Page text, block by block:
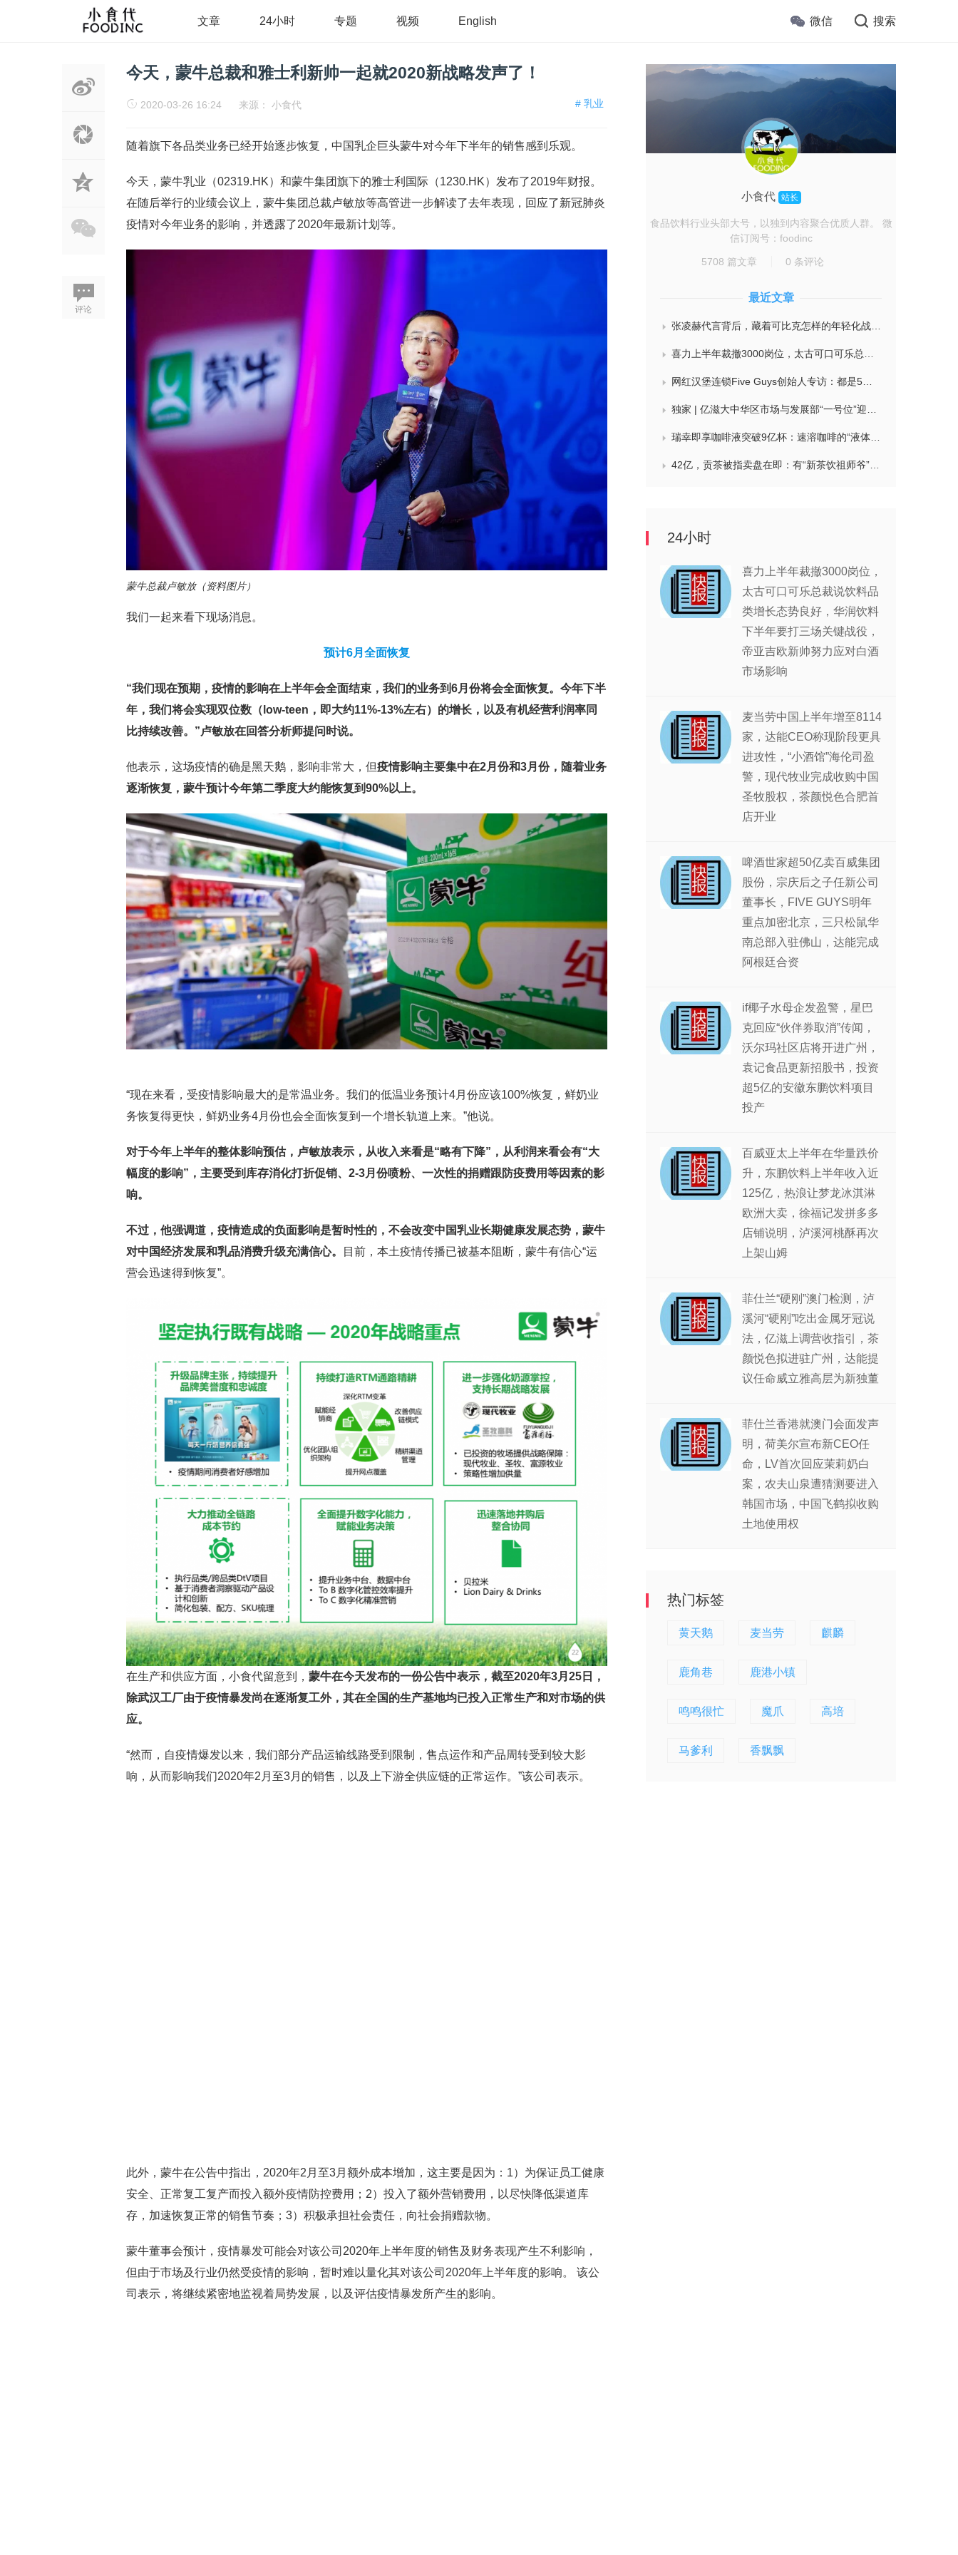
文章 24小时 专题 视频 English 微信 搜索
评论
今天，蒙牛总裁和雅士利新帅一起就2020新战略发声了！
# 乳业
2020-03-26 16:24 来源： 小食代
随着旗下各品类业务已经开始逐步恢复，中国乳企巨头蒙牛对今年下半年的销售感到乐观。
今天，蒙牛乳业（02319.HK）和蒙牛集团旗下的雅士利国际（1230.HK）发布了2019年财报。
在随后举行的业绩会议上，蒙牛集团总裁卢敏放等高管进一步解读了去年表现，回应了新冠肺炎
疫情对今年业务的影响，并透露了2020年最新计划等。
蒙牛总裁卢敏放（资料图片）
我们一起来看下现场消息。
预计6月全面恢复
“我们现在预期，疫情的影响在上半年会全面结束，我们的业务到6月份将会全面恢复。今年下半
年，我们将会实现双位数（low-teen，即大约11%-13%左右）的增长，以及有机经营利润率同
比持续改善。”卢敏放在回答分析师提问时说。
他表示，这场疫情的确是黑天鹅，影响非常大，但疫情影响主要集中在2月份和3月份，随着业务
逐渐恢复，蒙牛预计今年第二季度大约能恢复到90%以上。
“现在来看，受疫情影响最大的是常温业务。我们的低温业务预计4月份应该100%恢复，鲜奶业
务恢复得更快，鲜奶业务4月份也会全面恢复到一个增长轨道上来。”他说。
对于今年上半年的整体影响预估，卢敏放表示，从收入来看是“略有下降”，从利润来看会有“大
幅度的影响”，主要受到库存消化打折促销、2-3月份喷粉、一次性的捐赠跟防疫费用等因素的影
响。
不过，他强调道，疫情造成的负面影响是暂时性的，不会改变中国乳业长期健康发展态势，蒙牛
对中国经济发展和乳品消费升级充满信心。
目前，本土疫情传播已被基本阻断，蒙牛有信心“运
营会迅速得到恢复”。
在生产和供应方面，小食代留意到， 蒙牛在今天发布的一份公告中表示，截至2020年3月25日，
除武汉工厂由于疫情暴发尚在逐渐复工外，其在全国的生产基地均已投入正常生产和对市场的供
应。
“然而，自疫情爆发以来，我们部分产品运输线路受到限制，售点运作和产品周转受到较大影
响，从而影响我们2020年2月至3月的销售，以及上下游全供应链的正常运作。”该公司表示。
此外，蒙牛在公告中指出，2020年2月至3月额外成本增加，这主要是因为：1）为保证员工健康
安全、正常复工复产而投入额外疫情防控费用；2）投入了额外营销费用，以尽快降低渠道库
存，加速恢复正常的销售节奏；3）积极承担社会责任，向社会捐赠款物。
蒙牛董事会预计，疫情暴发可能会对该公司2020年上半年度的销售及财务表现产生不利影响，
但由于市场及行业仍然受疫情的影响，暂时难以量化其对该公司2020年上半年度的影响。 该公
司表示，将继续紧密地监视着局势发展，以及评估疫情暴发所产生的影响。
小食代 站长
食品饮料行业头部大号，以独到内容聚合优质人群。 微
信订阅号：foodinc
5708 篇文章 0 条评论
最近文章
张凌赫代言背后，藏着可比克怎样的年轻化战略？
喜力上半年裁撤3000岗位，太古可口可乐总裁说饮料品类增长态势良好，华润饮料下半年要打三场关键战役，帝亚吉欧新帅努力应对白酒市场影响
网红汉堡连锁Five Guys创始人专访：都是5个儿子和妻子在打理，绝不会与麦当劳正面竞争，要公司上市或卖盘的建议不时出现
独家 | 亿滋大中华区市场与发展部“一号位”迎来新变动，曲向明将卸任
瑞幸即享咖啡液突破9亿杯：速溶咖啡的“液体时代”是如何炼成的？
42亿，贡茶被指卖盘在即：有“新茶饮祖师爷”之称，贝恩资本拟接手
24小时
喜力上半年裁撤3000岗位，
太古可口可乐总裁说饮料品
类增长态势良好，华润饮料
下半年要打三场关键战役，
帝亚吉欧新帅努力应对白酒
市场影响
麦当劳中国上半年增至8114
家，达能CEO称现阶段更具
进攻性，“小酒馆”海伦司盈
警，现代牧业完成收购中国
圣牧股权，茶颜悦色合肥首
店开业
啤酒世家超50亿卖百威集团
股份，宗庆后之子任新公司
董事长，FIVE GUYS明年
重点加密北京，三只松鼠华
南总部入驻佛山，达能完成
阿根廷合资
if椰子水母企发盈警，星巴
克回应“伙伴券取消”传闻，
沃尔玛社区店将开进广州，
袁记食品更新招股书，投资
超5亿的安徽东鹏饮料项目
投产
百威亚太上半年在华量跌价
升，东鹏饮料上半年收入近
125亿，热浪让梦龙冰淇淋
欧洲大卖，徐福记发拼多多
店铺说明，泸溪河桃酥再次
上架山姆
菲仕兰“硬刚”澳门检测，泸
溪河“硬刚”吃出金属牙冠说
法，亿滋上调营收指引，茶
颜悦色拟进驻广州，达能提
议任命威立雅高层为新独董
菲仕兰香港就澳门会面发声
明，荷美尔宣布新CEO任
命，LV首次回应茉莉奶白
案，农夫山泉遭猜测要进入
韩国市场，中国飞鹤拟收购
土地使用权
热门标签
黄天鹅 麦当劳 麒麟
鹿角巷 鹿港小镇
鸣鸣很忙 魔爪 高培
马爹利 香飘飘